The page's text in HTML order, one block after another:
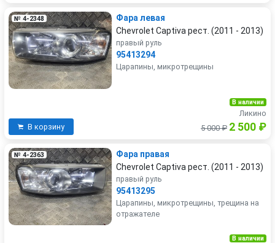
№ 4-2348
Фара левая
Chevrolet Captiva рест. (2011 - 2013)
правый руль
95413294
Царапины, микротрещины
В корзину
В наличии
Ликино
5 000 ₽ 2 500 ₽
№ 4-2363
Фара правая
Chevrolet Captiva рест. (2011 - 2013)
правый руль
95413295
Царапины, микротрещины, трещина на
отражателе
В наличии